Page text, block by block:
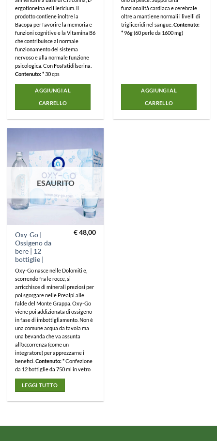
ergotioneina ed Hericium. Il
prodotto contiene inoltre la
Bacopa per favorire la memoria e
funzioni cognitive e la Vitamina B6
che contribuisce al normale
funzionamento del sistema
nervoso e alla normale funzione
psicologica. Con Fosfatidilserina.
Contenuto: *30 cps
AGGIUNGI AL
CARRELLO
funzionalità cardiaca e cerebrale
oltre a mantiene normali i livelli di
trigliceridi nel sangue. Contenuto:
*96g (60 perle da 1600 mg)
AGGIUNGI AL
CARRELLO
ESAURITO
Oxy-Go |
Ossigeno da
bere | 12
bottiglie |
€48,00
Oxy-Go nasce nelle Dolomiti e,
scorrendo fra le rocce, si
arricchisce di minerali preziosi per
poi sgorgare nelle Prealpi alle
falde del Monte Grappa. Oxy-Go
viene poi addizionata di ossigeno
in fase di imbottigliamento. Non è
una comune acqua da tavola ma
una bevanda che va assunta
all’occorrenza (come un
integratore) per apprezzarne i
benefici. Contenuto: *Confezione
da 12 bottiglie da 750 ml in vetro
LEGGI TUTTO